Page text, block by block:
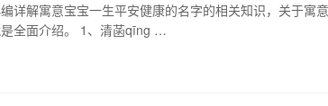
详解寓意宝宝一生平安健康的名字的相关知识，关于寓
全面介绍。 1、清菡qīng …